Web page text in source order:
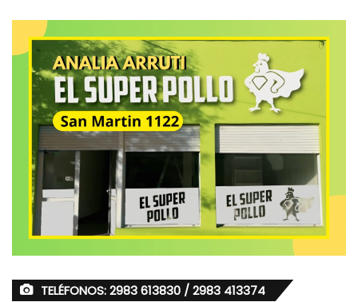
TELÉFONOS: 2983 613830 / 2983 413374